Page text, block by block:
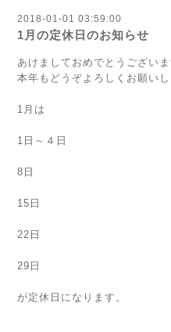
2018-01-01 03:59:00
1月の定休日のお知らせ
あけましておめでとうございま
本年もどうぞよろしくお願いし
1月は
1日～４日
8日
15日
22日
29日
が定休日になります。